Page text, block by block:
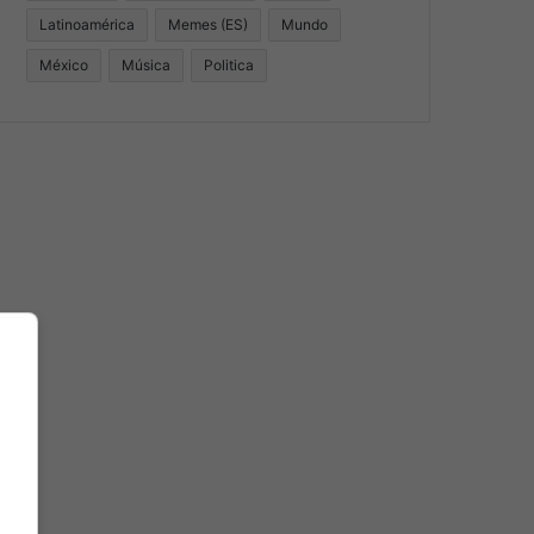
Latinoamérica Memes (ES) Mundo
México Música Politica